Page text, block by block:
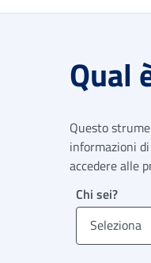
Qual
Questo
informazioni
accedere alle
Chi sei?
Seleziona